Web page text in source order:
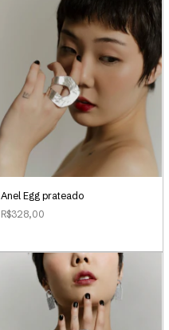
Anel Egg prateado
R$328,00